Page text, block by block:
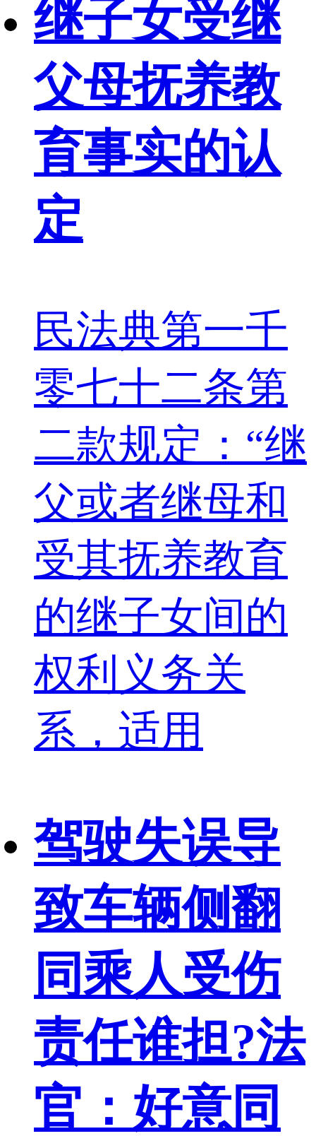
继子女受继
父母抚养教
育事实的认
定
民法典第一千
零七十二条第
二款规定：“继
父或者继母和
受其抚养教育
的继子女间的
权利义务关
系，适用
驾驶失误导
致车辆侧翻
同乘人受伤
责任谁担?法
官：好意同